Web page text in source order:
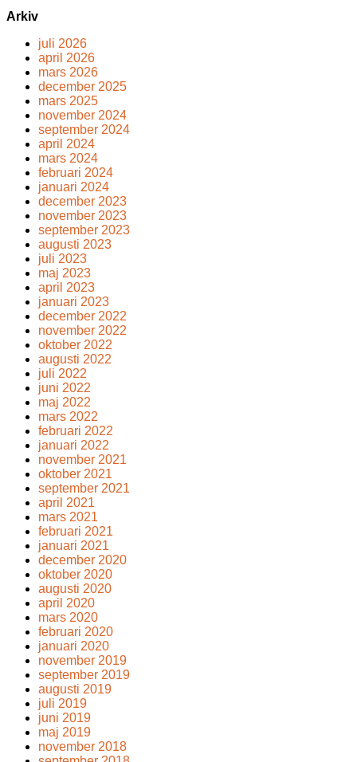
Arkiv
juli 2026
april 2026
mars 2026
december 2025
mars 2025
november 2024
september 2024
april 2024
mars 2024
februari 2024
januari 2024
december 2023
november 2023
september 2023
augusti 2023
juli 2023
maj 2023
april 2023
januari 2023
december 2022
november 2022
oktober 2022
augusti 2022
juli 2022
juni 2022
maj 2022
mars 2022
februari 2022
januari 2022
november 2021
oktober 2021
september 2021
april 2021
mars 2021
februari 2021
januari 2021
december 2020
oktober 2020
augusti 2020
april 2020
mars 2020
februari 2020
januari 2020
november 2019
september 2019
augusti 2019
juli 2019
juni 2019
maj 2019
november 2018